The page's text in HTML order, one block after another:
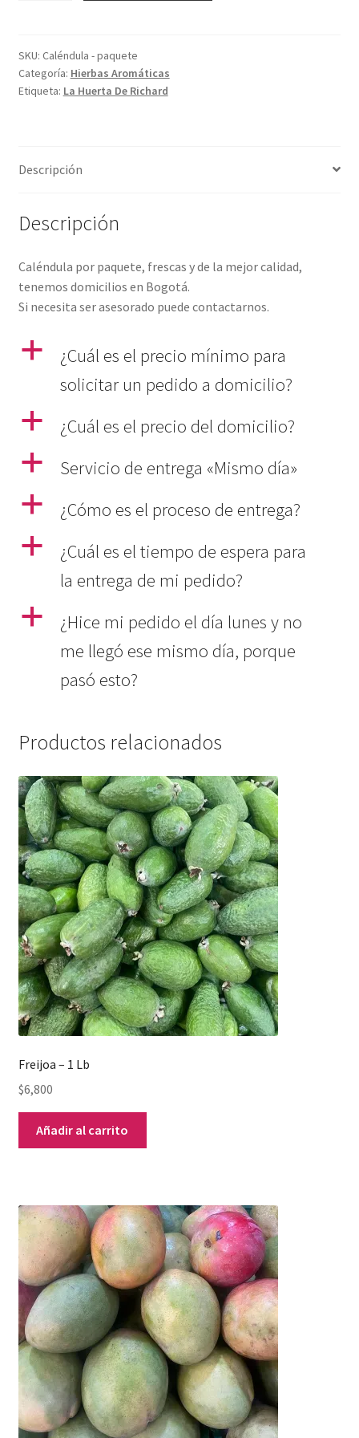
SKU: Caléndula - paquete
Categoría: Hierbas Aromáticas
Etiqueta: La Huerta De Richard
Descripción
Descripción
Caléndula por paquete, frescas y de la mejor calidad,
tenemos domicilios en Bogotá.
Si necesita ser asesorado puede contactarnos.
a
¿Cuál es el precio mínimo para
solicitar un pedido a domicilio?
a
¿Cuál es el precio del domicilio?
a
Servicio de entrega «Mismo día»
a
¿Cómo es el proceso de entrega?
a
¿Cuál es el tiempo de espera para
la entrega de mi pedido?
a
¿Hice mi pedido el día lunes y no
me llegó ese mismo día, porque
pasó esto?
Productos relacionados
Freijoa – 1 Lb
$6,800
Añadir al carrito